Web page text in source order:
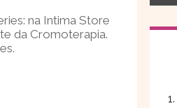
na Intima Store
da Cromoterapia.